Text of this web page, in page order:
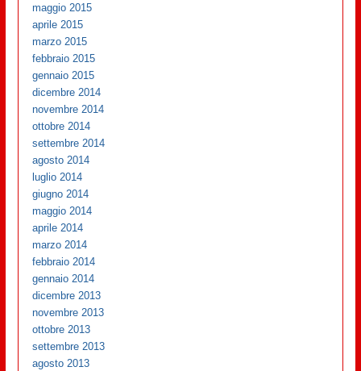
maggio 2015
aprile 2015
marzo 2015
febbraio 2015
gennaio 2015
dicembre 2014
novembre 2014
ottobre 2014
settembre 2014
agosto 2014
luglio 2014
giugno 2014
maggio 2014
aprile 2014
marzo 2014
febbraio 2014
gennaio 2014
dicembre 2013
novembre 2013
ottobre 2013
settembre 2013
agosto 2013